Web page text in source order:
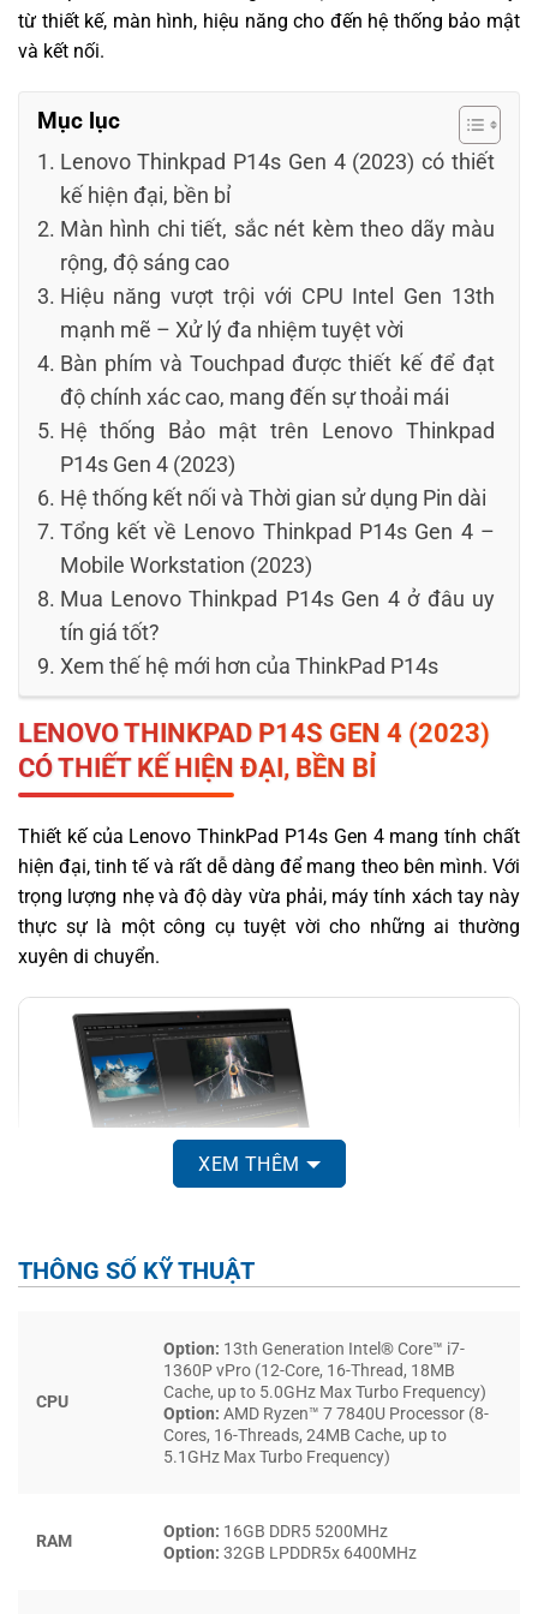
từ thiết kế, màn hình, hiệu năng cho đến hệ thống bảo mật
và kết nối.
Mục lục
Lenovo Thinkpad P14s Gen 4 (2023) có thiết
kế hiện đại, bền bỉ
Màn hình chi tiết, sắc nét kèm theo dãy màu
rộng, độ sáng cao
Hiệu năng vượt trội với CPU Intel Gen 13th
mạnh mẽ – Xử lý đa nhiệm tuyệt vời
Bàn phím và Touchpad được thiết kế để đạt
độ chính xác cao, mang đến sự thoải mái
Hệ thống Bảo mật trên Lenovo Thinkpad
P14s Gen 4 (2023)
Hệ thống kết nối và Thời gian sử dụng Pin dài
Tổng kết về Lenovo Thinkpad P14s Gen 4 –
Mobile Workstation (2023)
Mua Lenovo Thinkpad P14s Gen 4 ở đâu uy
tín giá tốt?
Xem thế hệ mới hơn của ThinkPad P14s
LENOVO THINKPAD P14S GEN 4 (2023)
CÓ THIẾT KẾ HIỆN ĐẠI, BỀN BỈ
Thiết kế của Lenovo ThinkPad P14s Gen 4 mang tính chất
hiện đại, tinh tế và rất dễ dàng để mang theo bên mình. Với
trọng lượng nhẹ và độ dày vừa phải, máy tính xách tay này
thực sự là một công cụ tuyệt vời cho những ai thường
xuyên di chuyển.
THIẾT KẾ NHỎ GỌN, TÍNH DI ĐỘNG CAO
Một trong những điểm nổi bật nhất của ThinkPad P14s
Gen 4 chính là thiết kế nhỏ gọn. Với kích thước màn hình
14 inch, chiếc laptop này tạo ra sự cân bằng giữa tính
quan trọng đối với những người làm việc trong môi trường
yêu cầu tính linh hoạt cao.
XEM THÊM
THÔNG SỐ KỸ THUẬT
CPU
Option: 13th Generation Intel® Core™ i7-
1360P vPro (12-Core, 16-Thread, 18MB
Cache, up to 5.0GHz Max Turbo Frequency)
Option: AMD Ryzen™ 7 7840U Processor (8-
Cores, 16-Threads, 24MB Cache, up to
5.1GHz Max Turbo Frequency)
RAM
Option: 16GB DDR5 5200MHz
Option: 32GB LPDDR5x 6400MHz